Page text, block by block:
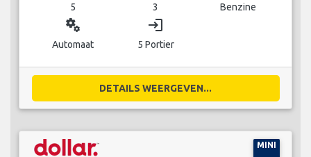
5 3 Benzine
miscellaneous_services
Automaat
login
5 Portier
DETAILS WEERGEVEN...
MINI